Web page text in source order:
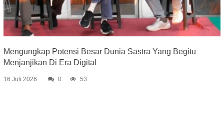
Mengungkap Potensi Besar Dunia Sastra Yang Begitu
Menjanjikan Di Era Digital
16 Juli 2026 0 53